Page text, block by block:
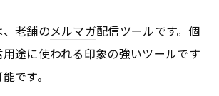
、老舗のメルマガ配信ツールです。個
用途に使われる印象の強いツールです
です。